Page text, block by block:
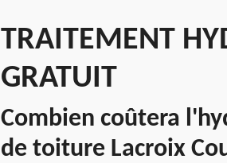
TRAITEMENT
GRATUIT
Combien coûtera
de toiture Lacroix